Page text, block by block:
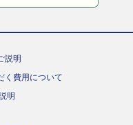
説明
く費用について
明